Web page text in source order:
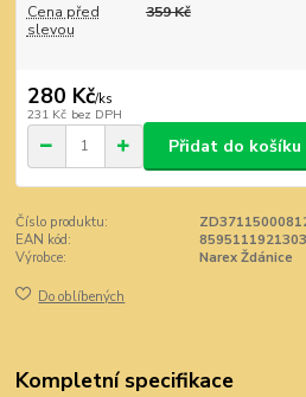
Cena před
slevou
359 Kč
280 Kč/ks
231 Kč bez DPH
Přidat do košíku
Číslo produktu:
EAN kód:
8595111921303
Výrobce:
Narex Ždánice
Do oblíbených
Kompletní specifikace